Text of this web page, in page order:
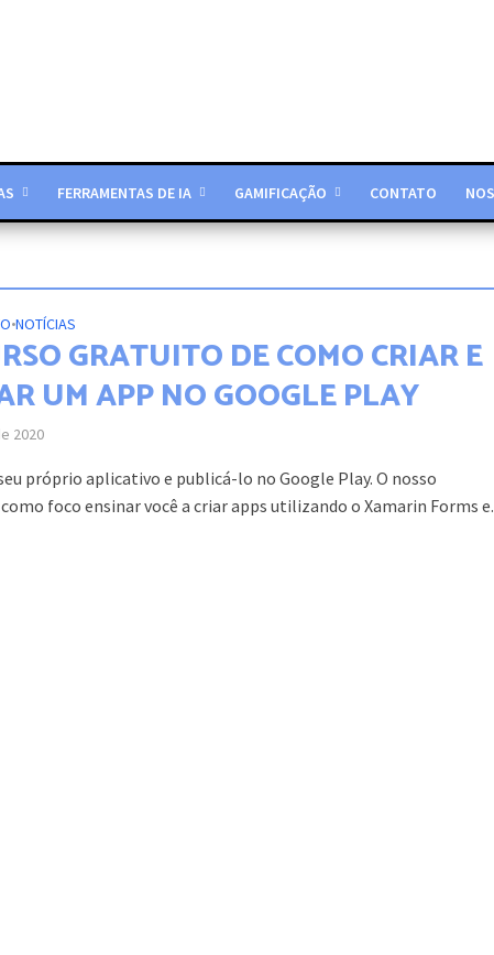
FERRAMENTAS DE IA GAMIFICAÇÃO CONTATO
•NOTÍCIAS
GRATUITO DE COMO CRIAR E
UM APP NO GOOGLE PLAY
2020
próprio aplicativo e publicá-lo no Google Play. O nosso
foco ensinar você a criar apps utilizando o Xamarin Forms